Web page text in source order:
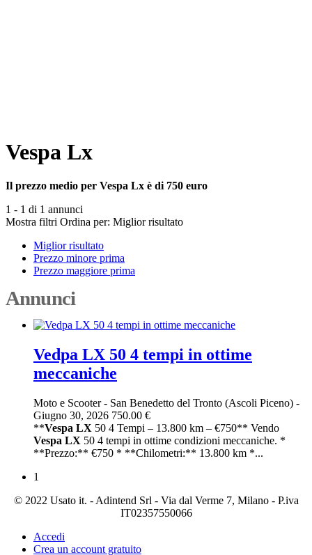
Vespa Lx
Il prezzo medio per Vespa Lx è di 750 euro
1 - 1 di 1 annunci
Mostra filtri Ordina per: Miglior risultato
Miglior risultato
Prezzo minore prima
Prezzo maggiore prima
Annunci
Vedpa LX 50 4 tempi in ottime
meccaniche
Moto e Scooter- San Benedetto del Tronto (Ascoli Piceno) -
Giugno 30, 2026 750.00 €
**Vespa LX 50 4 Tempi – 13.800 km – €750** Vendo
Vespa LX 50 4 tempi in ottime condizioni meccaniche. *
**Prezzo:** €750 * **Chilometri:** 13.800 km *...
1
© 2022 Usato it. - Adintend Srl - Via dal Verme 7, Milano - P.iva
IT02357550066
Accedi
Crea un account gratuito